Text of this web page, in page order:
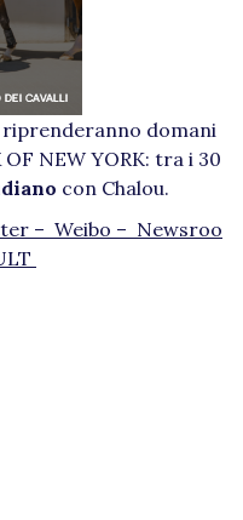
domani
NEW YORK: tra i 30
con Chalou.
– Weibo – Newsroo